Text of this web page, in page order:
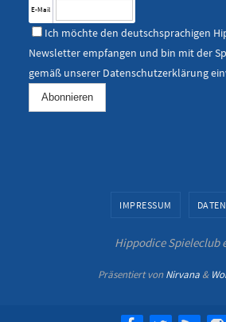
E-Mail
Ich möchte den deutschsprachigen
Newsletter empfangen und bin mit der
gemäß unserer Datenschutzerklärung
IMPRESSUM
Hippodice Spieleclub
Präsentiert vonNirvana &